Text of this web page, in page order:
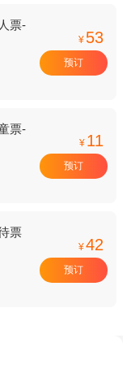
票-
¥ 53
预订
票-
¥ 11
预订
票
¥42
预订